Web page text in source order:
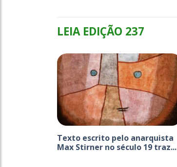
LEIA EDIÇÃO 237
Texto escrito pelo anarquista
Max Stirner no século 19 traz...